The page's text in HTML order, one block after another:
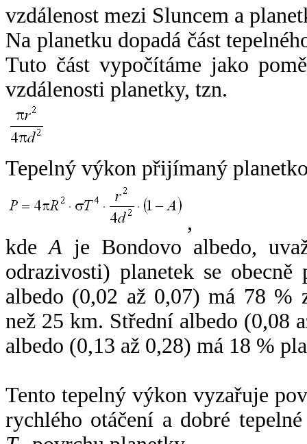
vzdálenost mezi Sluncem a
Na planetku dopadá část
Tuto část vypočítáme jako
vzdálenosti planetky, tzn.
Tepelný výkon přijímaný
,
kdeA je Bondovo albedo,
odrazivosti) planetek se
albedo (0,02 až 0,07) má 78 %
než 25 km. Střední albedo (0,08
albedo (0,13 až 0,28) má 18 %
Tento tepelný výkon vyzařuje
rychlého otáčení a dobré